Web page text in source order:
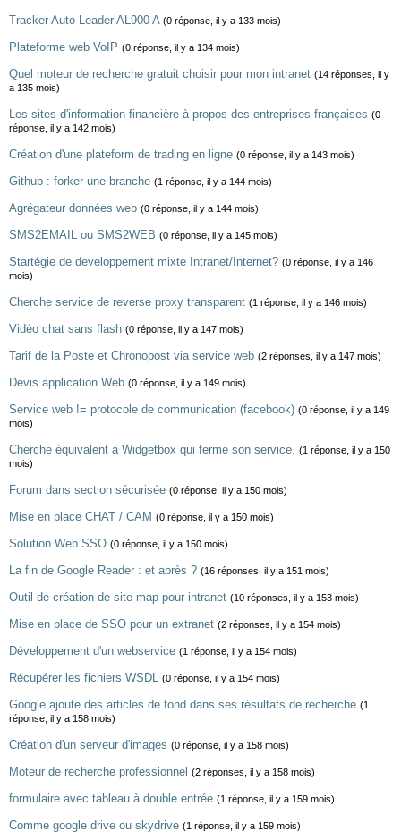
Tracker Auto Leader AL900 A (0 réponse, il y a 133 mois)
Plateforme web VoIP (0 réponse, il y a 134 mois)
Quel moteur de recherche gratuit choisir pour mon intranet (14 réponses, il y
a 135 mois)
Les sites d'information financière à propos des entreprises françaises (0
réponse, il y a 142 mois)
Création d'une plateform de trading en ligne (0 réponse, il y a 143 mois)
Github : forker une branche (1 réponse, il y a 144 mois)
Agrégateur données web (0 réponse, il y a 144 mois)
SMS2EMAIL ou SMS2WEB (0 réponse, il y a 145 mois)
Startégie de developpement mixte Intranet/Internet? (0 réponse, il y a 146
mois)
Cherche service de reverse proxy transparent (1 réponse, il y a 146 mois)
Vidéo chat sans flash (0 réponse, il y a 147 mois)
Tarif de la Poste et Chronopost via service web (2 réponses, il y a 147 mois)
Devis application Web (0 réponse, il y a 149 mois)
Service web != protocole de communication (facebook) (0 réponse, il y a 149
mois)
Cherche équivalent à Widgetbox qui ferme son service. (1 réponse, il y a 150
mois)
Forum dans section sécurisée (0 réponse, il y a 150 mois)
Mise en place CHAT / CAM (0 réponse, il y a 150 mois)
Solution Web SSO (0 réponse, il y a 150 mois)
La fin de Google Reader : et après ? (16 réponses, il y a 151 mois)
Outil de création de site map pour intranet (10 réponses, il y a 153 mois)
Mise en place de SSO pour un extranet (2 réponses, il y a 154 mois)
Développement d'un webservice (1 réponse, il y a 154 mois)
Récupérer les fichiers WSDL (0 réponse, il y a 154 mois)
Google ajoute des articles de fond dans ses résultats de recherche (1
réponse, il y a 158 mois)
Création d'un serveur d'images (0 réponse, il y a 158 mois)
Moteur de recherche professionnel (2 réponses, il y a 158 mois)
formulaire avec tableau à double entrée (1 réponse, il y a 159 mois)
Comme google drive ou skydrive (1 réponse, il y a 159 mois)